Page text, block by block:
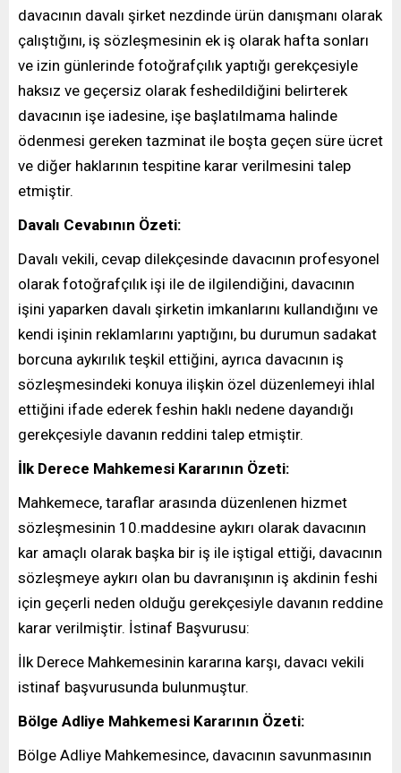
davacının davalı şirket nezdinde ürün danışmanı olarak
çalıştığını, iş sözleşmesinin ek iş olarak hafta sonları
ve izin günlerinde fotoğrafçılık yaptığı gerekçesiyle
haksız ve geçersiz olarak feshedildiğini belirterek
davacının işe iadesine, işe başlatılmama halinde
ödenmesi gereken tazminat ile boşta geçen süre ücret
ve diğer haklarının tespitine karar verilmesini talep
etmiştir.
Davalı Cevabının Özeti:
Davalı vekili, cevap dilekçesinde davacının profesyonel
olarak fotoğrafçılık işi ile de ilgilendiğini, davacının
işini yaparken davalı şirketin imkanlarını kullandığını ve
kendi işinin reklamlarını yaptığını, bu durumun sadakat
borcuna aykırılık teşkil ettiğini, ayrıca davacının iş
sözleşmesindeki konuya ilişkin özel düzenlemeyi ihlal
ettiğini ifade ederek feshin haklı nedene dayandığı
gerekçesiyle davanın reddini talep etmiştir.
İlk Derece Mahkemesi Kararının Özeti:
Mahkemece, taraflar arasında düzenlenen hizmet
sözleşmesinin 10.maddesine aykırı olarak davacının
kar amaçlı olarak başka bir iş ile iştigal ettiği, davacının
sözleşmeye aykırı olan bu davranışının iş akdinin feshi
için geçerli neden olduğu gerekçesiyle davanın reddine
karar verilmiştir. İstinaf Başvurusu:
İlk Derece Mahkemesinin kararına karşı, davacı vekili
istinaf başvurusunda bulunmuştur.
Bölge Adliye Mahkemesi Kararının Özeti:
Bölge Adliye Mahkemesince, davacının savunmasının